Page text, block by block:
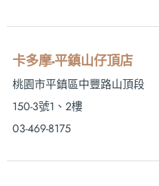
卡多摩-平鎮山仔頂店
桃園市平鎮區中豐路山頂段
150-3號1、2樓
03-469-8175